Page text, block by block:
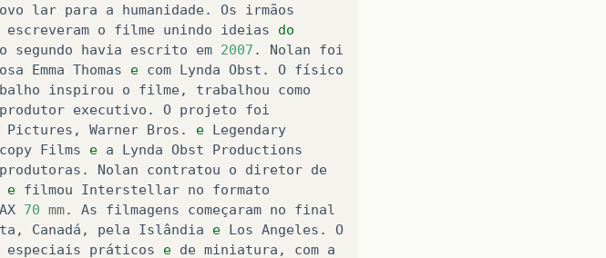
lar para a humanidade. Os
irmãos
escreveram o filme unindo ideias
do
o segundo havia escrito em 2007 . Nolan
foi
Emma Thomas e com Lynda Obst . O físico
inspirou o filme, trabalhou
como
produtor executivo . O projeto
foi
Pictures , Warner Bros . e Legendary
Films e a Lynda Obst
Productions
produtoras . Nolan contratou o diretor de
e filmou Interstellar no
formato
70 mm. As filmagens começaram no
final
, Canadá , pela Islândia e Los Angeles . O
especiais práticos e de miniatura , com a